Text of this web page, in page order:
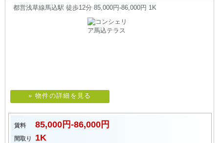
都営浅草線馬込駅 徒歩12分 85,000円-86,000円 1K
» 物件の詳細を見る
賃料 85,000円-86,000円
間取り 1K